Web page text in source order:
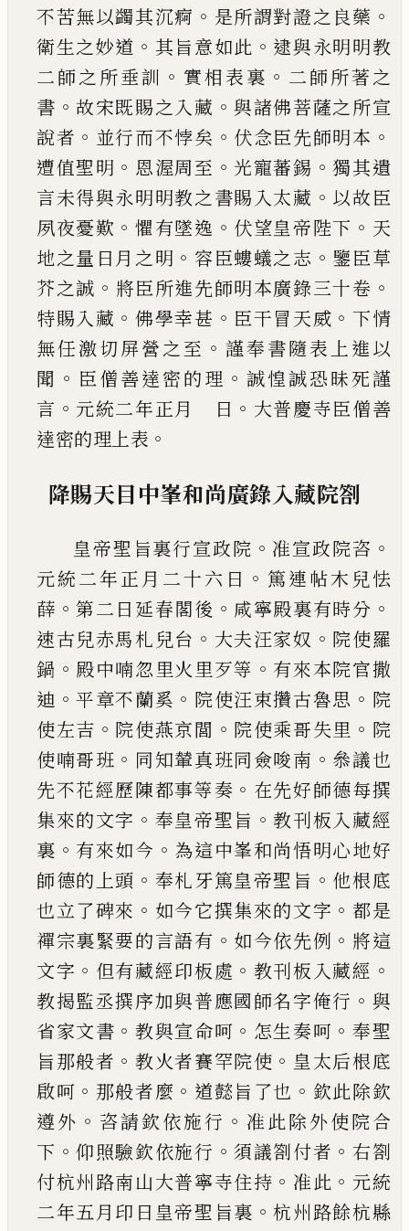
不苦無以蠲其沉痾 。 是所謂對證之良藥 。
衛生之妙道 。 其旨意如此 。 逮與永明明教
二師之所垂訓 。 實相表裏 。 二師所著之
書 。故宋既賜之入藏 。與諸佛菩薩之所宣
說者 。 並行而不悖矣 。 伏念臣先師明本 。
遭值聖明 。 恩渥周至 。 光寵蕃錫 。獨其遺
言未得與永明明教之書賜入太藏 。 以故臣
夙夜憂歎 。懼有墜逸 。 伏望皇帝陛下 。 天
地之量日月之明 。 容臣螻蟻之志 。 鑒臣草
芥之誠 。 將臣所進先師明本廣錄三十卷 。
特賜入藏 。佛學幸甚 。 臣干冒天威 。 下情
無任激切屏營之至 。 謹奉書隨表上進以
聞 。 臣僧善達密的理 。 誠惶誠恐昧死謹
言 。 元統二年正月 日 。 大普慶寺臣僧善
達密的理上表 。
降賜天目中峯和尚廣錄入藏院劄
皇帝聖旨裏行宣政院 。 准宣政院咨 。
元統二年正 月二十六日 。 篤連帖木兒怯
薛 。第二日延春閣後 。 咸寧殿裏有時分 。
速古兒赤馬札兒台 。 大夫汪家奴 。 院使羅
鍋 。 殿中喃忽里火里歹等 。 有來本院官撒
迪 。平章不蘭奚 。 院使汪束攢古魯思 。 院
使左吉 。 院使燕京閭 。 院使乘哥失里 。 院
使喃哥班 。 同知輦真班同僉唆南 。 叅議也
先不花經歷陳都事等奏 。 在先好師德每撰
集來的文字 。 奉皇帝聖旨 。教刊板入藏經
裏 。 有來如今 。 為這中峯和尚悟明心地好
師德的上頭 。 奉札牙篤皇帝聖旨 。 他根底
也立了碑來 。 如今它撰集來的文字 。 都是
禪宗裏緊要的言語有 。 如今依先例 。 將這
文字 。 但有藏經印板處 。 教刊板入藏經 。
教揭監丞撰序加與普應國師名字俺行 。 與
省家文書 。教與宣命呵 。 怎生奏呵 。 奉聖
旨那般者 。教火者賽罕院使 。 皇太后根底
啟呵 。 那般者麼 。 道懿旨了也 。 欽此除欽
遵外 。 咨請欽依施行 。 准此除外使院合
下 。仰照驗欽依施行 。 須議劄付者 。 右劄
付杭州路南山大普寧寺住持 。 准此 。 元統
二年五月印日 皇帝聖旨裏 。杭州路餘杭縣